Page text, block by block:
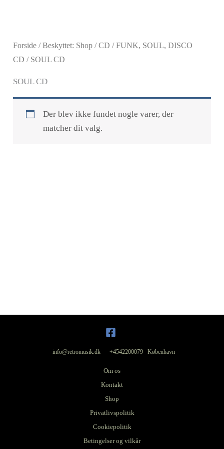
Forside /Beskyttet: Shop /CD /FUNK, SOUL, DISCO
CD / SOUL CD
SOUL CD
Der blev ikke fundet nogle varer, der
matcher dit valg.
info@retromusik.dk +4542200079 København
Om os
Kontakt
Shop
Privatlivspolitik
Cookiepolitik
Betingelser og vilkår